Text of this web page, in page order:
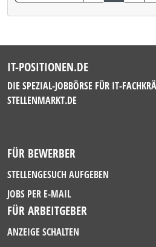
IT-POSITIONEN.DE
DIE SPEZIAL-JOBBÖRSE FÜR IT-
STELLENMARKT.DE
FÜR BEWERBER
STELLENGESUCH AUFGEBEN
JOBS PER E-MAIL
FÜR ARBEITGEBER
ANZEIGE SCHALTEN